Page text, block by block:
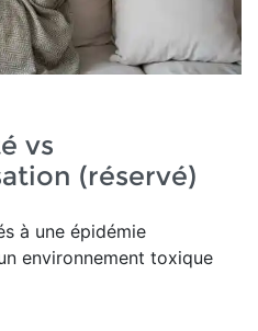
vs
(réservé)
à une épidémie
environnement toxique